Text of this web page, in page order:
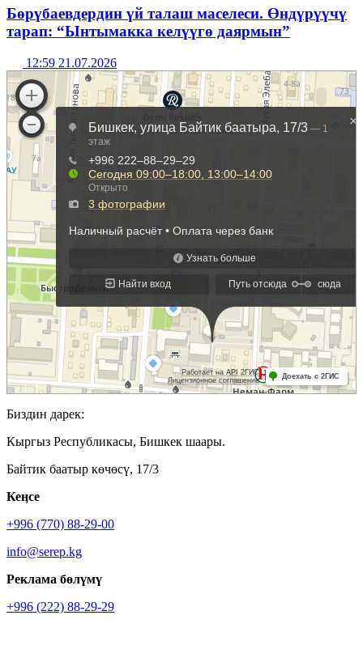
Бөрүбаевдердин үй талаш маселеси. Өндүрүүчү
тарап: “Ынтымакка келүүгө даярмын”
12:59 21.07.2026
Биздин дарек:
Кыргыз Республикасы, Бишкек шаары.
Байтик баатыр көчөсү, 17/3
Кеӊсе
+996 (770) 88-29-00
info@serep.kg
Реклама бөлүмү
+996 (222) 88-29-29